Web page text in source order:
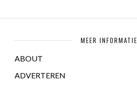
MEER INFORMATIE
ABOUT
ADVERTEREN